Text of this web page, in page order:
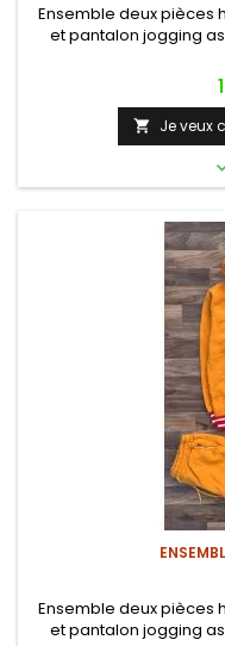
Ensemble deux
et pantalon jogging
 Je veux
Ensemble deux
et pantalon jogging